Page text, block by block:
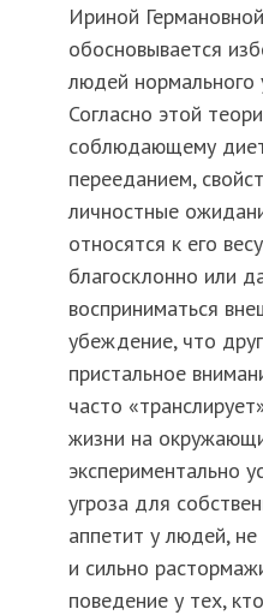
Ириной
обосновывается
людей нормального
Согласно этой
соблюдающему
перееданием,
личностные
относятся к его
благосклонно или
восприниматься
убеждение, что
пристальное
часто
жизни на
экспериментально
угроза для
аппетит у людей,
и сильно
поведение у тех,